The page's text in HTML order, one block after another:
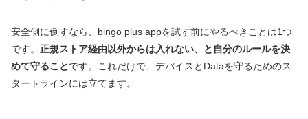
安全側に倒すなら、bingo plus appを試す前にやるべきことは1つ
です。 正規ストア経由以外からは入れない、と自分のルールを決
めて守ることです。これだけで、デバイスとDataを守るためのス
タートラインには立てます。